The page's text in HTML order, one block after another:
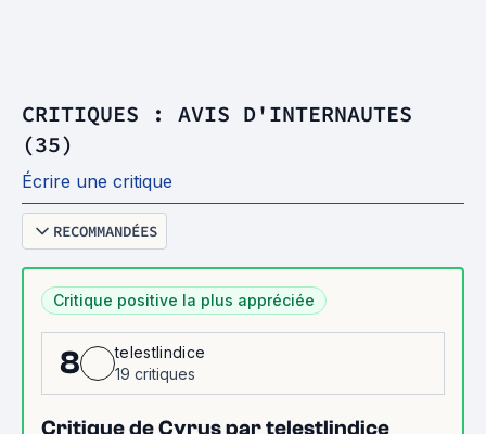
CRITIQUES : AVIS D'INTERNAUTES
(35)
Écrire une critique
RECOMMANDÉES
Critique positive la plus appréciée
8
telestlindice
19 critiques
Critique de Cyrus par telestlindice